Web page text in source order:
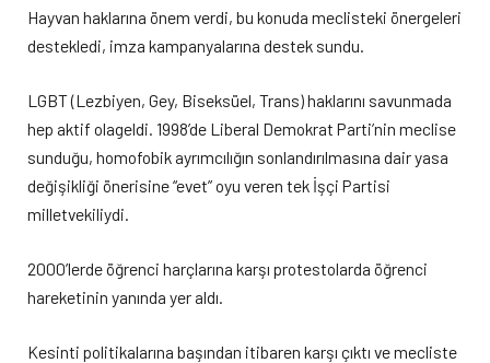
Hayvan haklarına önem verdi, bu konuda meclisteki önergeleri
destekledi, imza kampanyalarına destek sundu.
LGBT (Lezbiyen, Gey, Biseksüel, Trans) haklarını savunmada
hep aktif olageldi. 1998’de Liberal Demokrat Parti’nin meclise
sunduğu, homofobik ayrımcılığın sonlandırılmasına dair yasa
değişikliği önerisine “evet” oyu veren tek İşçi Partisi
milletvekiliydi.
2000’lerde öğrenci harçlarına karşı protestolarda öğrenci
hareketinin yanında yer aldı.
Kesinti politikalarına başından itibaren karşı çıktı ve mecliste